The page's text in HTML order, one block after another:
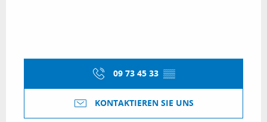
09 73 45 33 ▒▒
KONTAKTIEREN SIE UNS